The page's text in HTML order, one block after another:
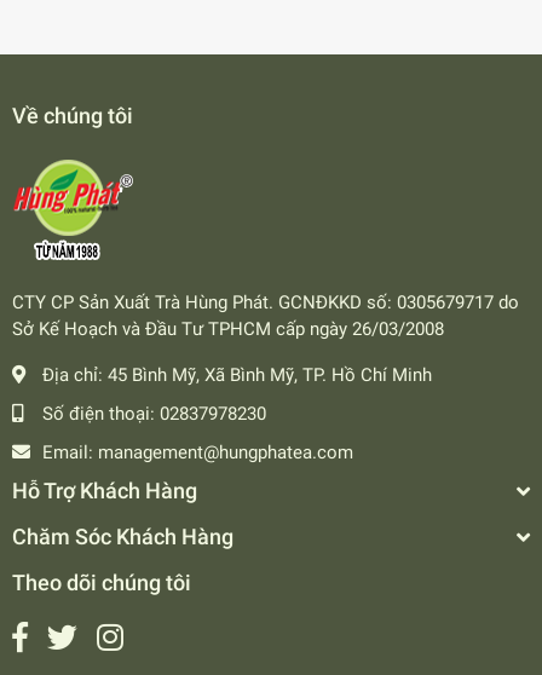
Về chúng tôi
CTY CP Sản Xuất Trà Hùng Phát. GCNĐKKD số: 0305679717 do
Sở Kế Hoạch và Đầu Tư TPHCM cấp ngày 26/03/2008
Địa chỉ: 45 Bình Mỹ, Xã Bình Mỹ, TP. Hồ Chí Minh
Số điện thoại: 02837978230
Email: management@hungphatea.com
Hỗ Trợ Khách Hàng
Chăm Sóc Khách Hàng
Theo dõi chúng tôi